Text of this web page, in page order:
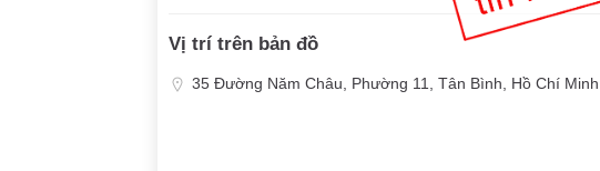
Vị trí trên bản đồ
35 Đường Năm Châu, Phường 11, Tân Bình, Hồ Chí Minh